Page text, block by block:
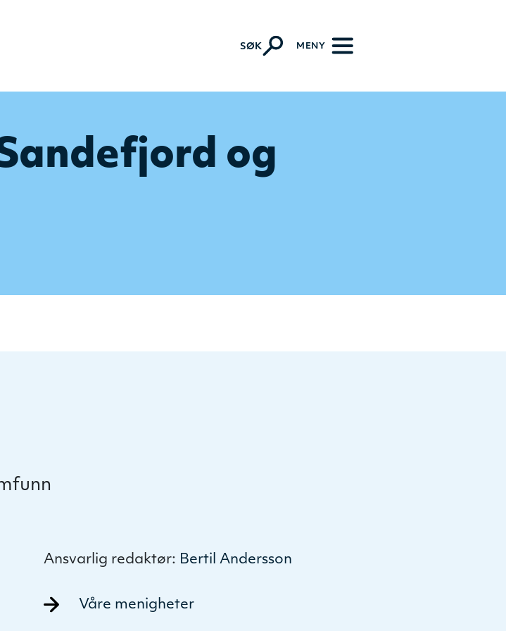
SØK MENY
og
Ansvarlig redaktør: Bertil Andersson
Våre menigheter